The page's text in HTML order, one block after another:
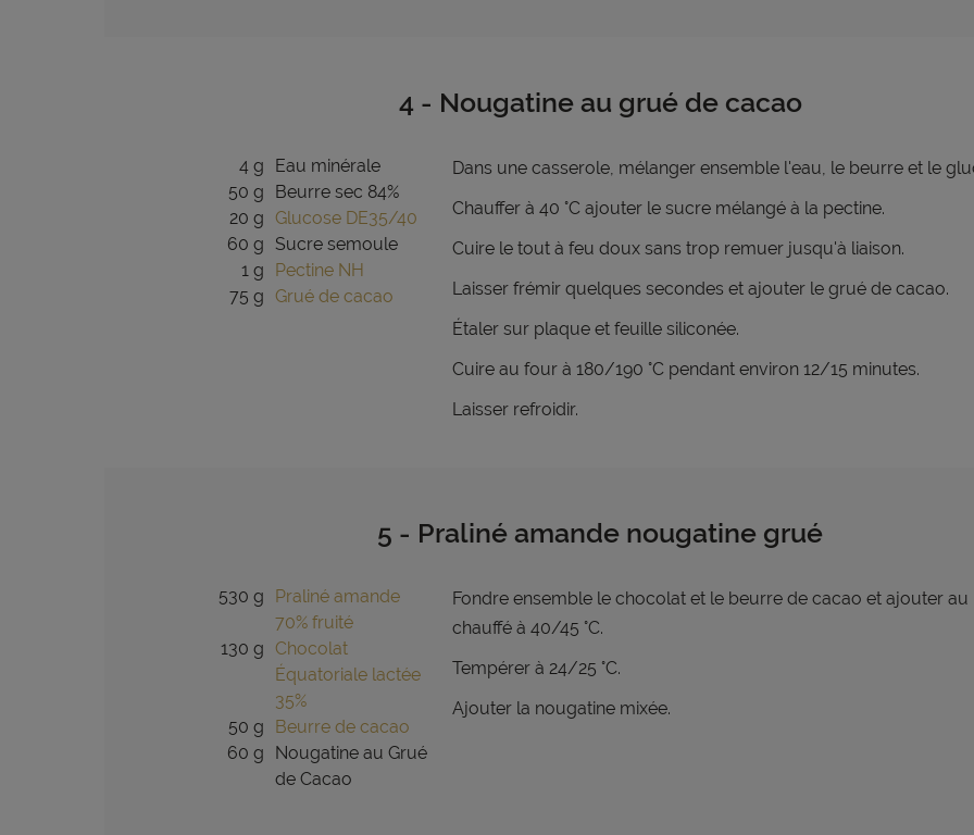
4 - Nougatine au grué de cacao
4 g
Eau minérale
50 g
Beurre sec 84%
20 g Glucose DE35/40
60 g
Sucre semoule
1 g
Pectine NH
75 g Grué de cacao
Dans une casserole, mélanger ensemble l'eau, le beurre et le
Chauffer à 40 °C ajouter le sucre mélangé à la pectine.
Cuire le tout à feu doux sans trop remuer jusqu'à liaison.
Laisser frémir quelques secondes et ajouter le grué de cacao.
Étaler sur plaque et feuille siliconée.
Cuire au four à 180/190 °C pendant environ 12/15 minutes.
Laisser refroidir.
5 - Praliné amande nougatine grué
530 g
Praliné amande
70% fruité
130 g Chocolat
Équatoriale lactée
35%
50 g
Beurre de cacao
60 g
Nougatine au Grué
de Cacao
Fondre ensemble le chocolat et le beurre de cacao et ajouter au
chauffé à 40/45 °C.
Tempérer à 24/25 °C.
Ajouter la nougatine mixée.